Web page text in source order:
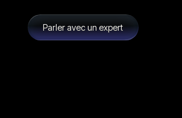
Parler avec un expert